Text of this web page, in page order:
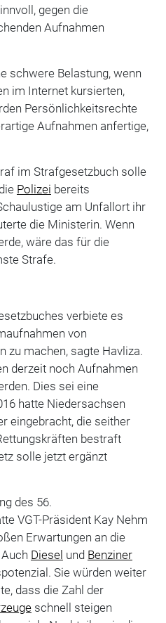
gegen die
Aufnahmen
schwere Belastung, wenn
im Internet kursierten,
Persönlichkeitsrechte
Aufnahmen anfertige,
im Strafgesetzbuch solle
Polizei bereits
am Unfallort ihr
die Ministerin. Wenn
wäre das für die
Strafe.
verbiete es
von
zu machen, sagte Havliza.
derzeit noch Aufnahmen
Dies sei eine
hatte Niedersachsen
eingebracht, die seither
bestraft
solle jetzt ergänzt
des 56.
VGT-Präsident Kay Nehm
Erwartungen an die
Diesel und Benziner
Sie würden weiter
dass die Zahl der
schnell steigen